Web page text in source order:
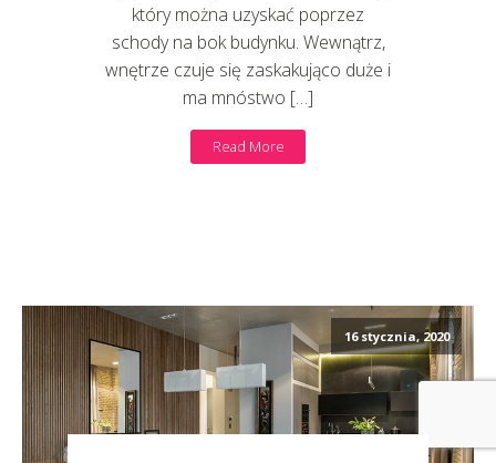
który można uzyskać poprzez
schody na bok budynku. Wewnątrz,
wnętrze czuje się zaskakująco duże i
ma mnóstwo […]
Read More
16 stycznia, 2020